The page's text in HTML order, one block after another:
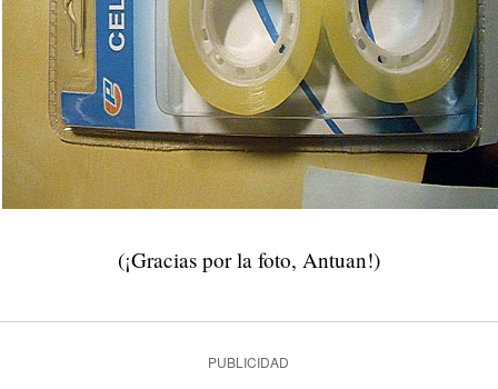
(¡Gracias por la foto, Antuan!)
PUBLICIDAD